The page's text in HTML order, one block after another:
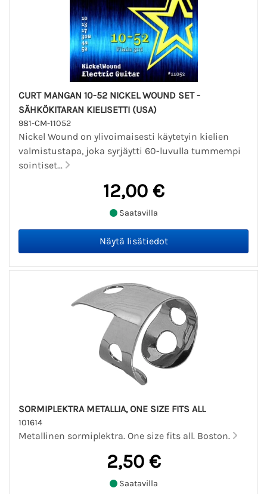
CURT MANGAN 10-52 NICKEL WOUND SET -
SÄHKÖKITARAN KIELISETTI (USA)
981-CM-11052
Nickel Wound on ylivoimaisesti käytetyin kielien
valmistustapa, joka syrjäytti 60-luvulla tummempi
sointiset...
12,00 €
Saatavilla
SORMIPLEKTRA METALLIA, ONE SIZE FITS ALL
101614
Metallinen sormiplektra. One size fits all. Boston.
2,50 €
Saatavilla